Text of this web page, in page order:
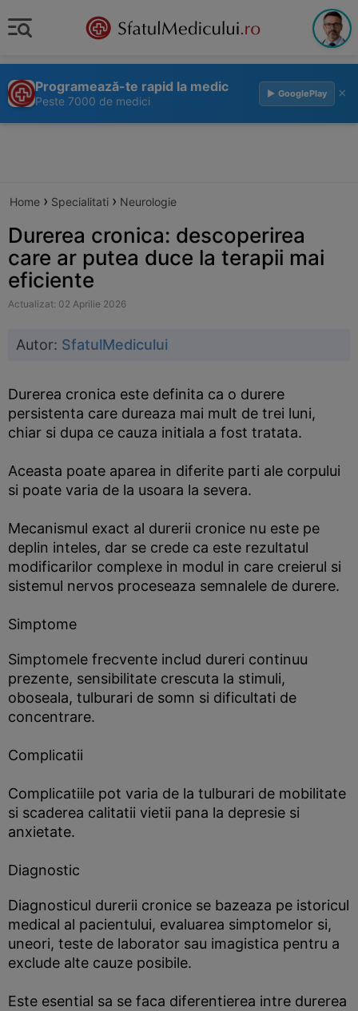
Programează-te rapid la medic
Peste 7000 de medici
▶ GooglePlay ×
Home › Specialitati › Neurologie
Durerea cronica: descoperirea
care ar putea duce la terapii mai
eficiente
Actualizat: 02 Aprilie 2026
Autor: SfatulMedicului
Durerea cronica este definita ca o durere
persistenta care dureaza mai mult de trei luni,
chiar si dupa ce cauza initiala a fost tratata.
Aceasta poate aparea in diferite parti ale corpului
si poate varia de la usoara la severa.
Mecanismul exact al durerii cronice nu este pe
deplin inteles, dar se crede ca este rezultatul
modificarilor complexe in modul in care creierul si
sistemul nervos proceseaza semnalele de durere.
Simptome
Simptomele frecvente includ dureri continuu
prezente, sensibilitate crescuta la stimuli,
oboseala, tulburari de somn si dificultati de
concentrare.
Complicatii
Complicatiile pot varia de la tulburari de mobilitate
si scaderea calitatii vietii pana la depresie si
anxietate.
Diagnostic
Diagnosticul durerii cronice se bazeaza pe istoricul
medical al pacientului, evaluarea simptomelor si,
uneori, teste de laborator sau imagistica pentru a
exclude alte cauze posibile.
Este esential sa se faca diferentierea intre durerea